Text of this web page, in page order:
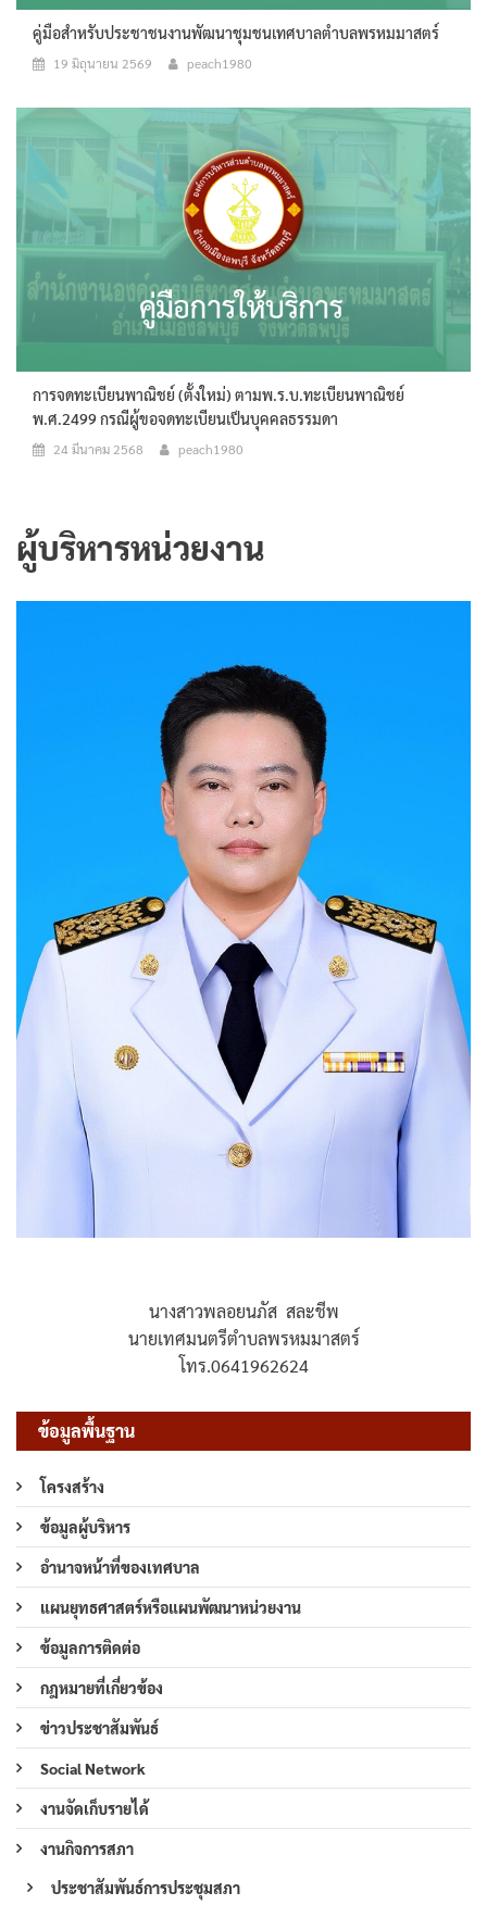
คู่มือสำหรับประชาชนงานพัฒนาชุมชนเทศบาลตำบลพรหมมาสตร์
19 มิถุนายน 2569 peach1980
การจดทะเบียนพาณิชย์ (ตั้งใหม่) ตามพ.ร.บ.ทะเบียนพาณิชย์
พ.ศ.2499 กรณีผู้ขอจดทะเบียนเป็นบุคคลธรรมดา
24 มีนาคม 2568 peach1980
ผู้บริหารหน่วยงาน
นางสาวพลอยนภัส สละชีพ
นายเทศมนตรีตำบลพรหมมาสตร์
โทร.0641962624
ข้อมูลพื้นฐาน
โครงสร้าง
ข้อมูลผู้บริหาร
อำนาจหน้าที่ของเทศบาล
แผนยุทธศาสตร์หรือแผนพัฒนาหน่วยงาน
ข้อมูลการติดต่อ
กฎหมายที่เกี่ยวข้อง
ข่าวประชาสัมพันธ์
Social Network
งานจัดเก็บรายได้
งานกิจการสภา
ประชาสัมพันธ์การประชุมสภา